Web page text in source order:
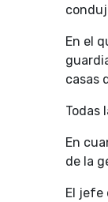
En el
casas
Todas
En
de la
El jefe